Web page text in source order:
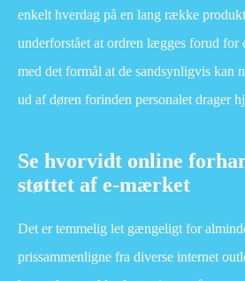
enkelt hverdag på en lang række
underforstået at ordren lægges forud for
med det formål at de sandsynligvis kan
ud af døren forinden personalet drager
Se hvorvidt online
støttet af e-mærket
Det er temmelig let gængeligt for
prissammenligne fra diverse internet